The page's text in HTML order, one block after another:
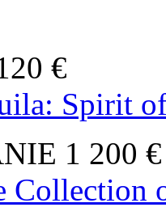
€
Spirit
1 200 €
Collection